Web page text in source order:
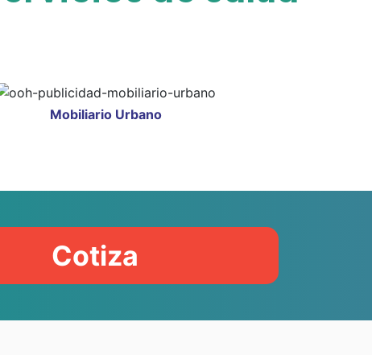
Mobiliario Urbano
Cotiza